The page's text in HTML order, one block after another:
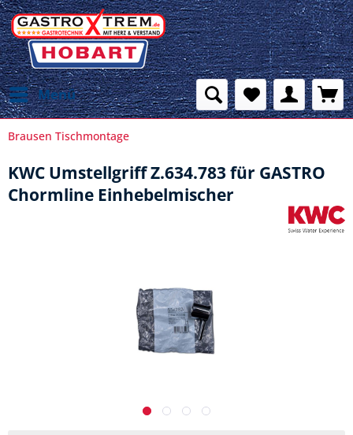
Menü
Brausen Tischmontage
KWC Umstellgriff Z.634.783 für GASTRO
Chormline Einhebelmischer